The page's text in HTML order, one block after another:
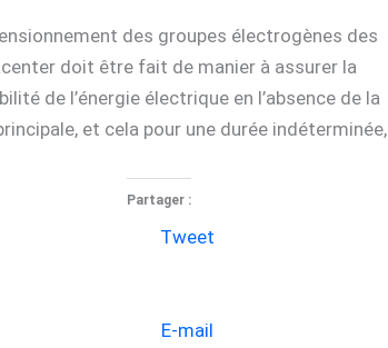
des groupes électrogènes des
doit être fait de manier à assurer la
de l’énergie électrique en l’absence de la
et cela pour une durée indéterminée,
Partager :
Tweet
E-mail